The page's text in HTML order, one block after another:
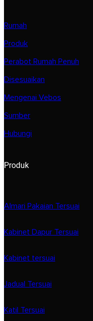
Rumah
Produk
Perabot Rumah Penuh
Disesuaikan
Mengenai Vebos
Sumber
Hubungi
Produk
Almari Pakaian Tersuai
Kabinet Dapur Tersuai
Kabinet tersuai
Jadual Tersuai
Katil Tersuai